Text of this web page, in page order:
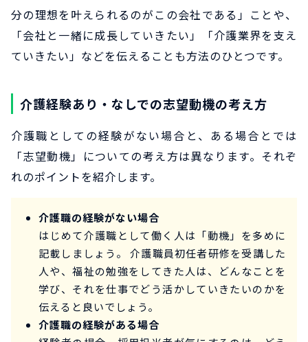
分の理想を叶えられるのがこの会社である」ことや、
「会社と一緒に成長していきたい」「介護業界を支え
ていきたい」などを伝えることも方法のひとつです。
介護経験あり・なしでの志望動機の考え方
介護職としての経験がない場合と、ある場合とでは
「志望動機」についての考え方は異なります。それぞ
れのポイントを紹介します。
介護職の経験がない場合
はじめて介護職として働く人は「動機」を多めに
記載しましょう。 介護職員初任者研修を受講した
人や、福祉の勉強をしてきた人は、どんなことを
学び、それを仕事でどう活かしていきたいのかを
伝えると良いでしょう。
介護職の経験がある場合